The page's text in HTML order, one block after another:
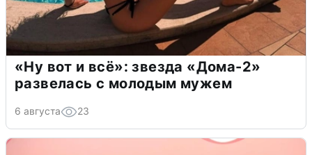
«Ну вот и всё»: звезда «Дома-2»
развелась с молодым мужем
6 августа 23